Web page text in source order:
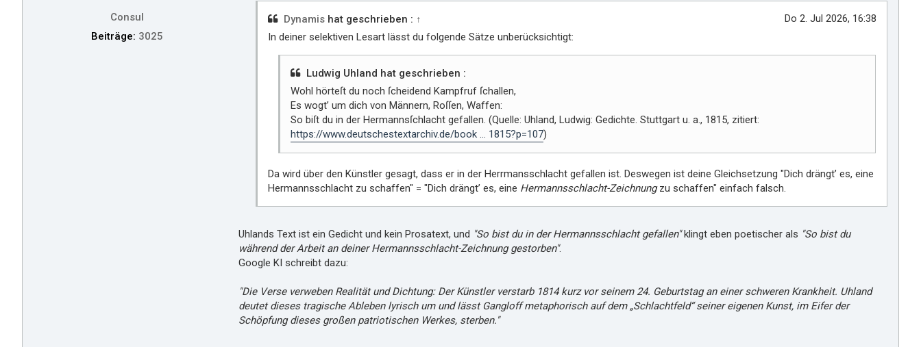
Consul
Beiträge: 3025
l
i
Dynamishat geschrieben : ↑
Do 2. Jul 2026, 16:38
In deiner selektiven Lesart lässt du folgende Sätze unberücksichtigt:
Ludwig Uhland hat geschrieben :
Wohl hörteſt du noch ſcheidend Kampfruf ſchallen,
Es wogt’ um dich von Männern, Roſſen, Waffen:
So biſt du in der Hermannsſchlacht gefallen. (Quelle: Uhland, Ludwig: Gedichte. Stuttgart u. a., 1815, zitiert:
https://www.deutschestextarchiv.de/book ... 1815?p=107)
Da wird über den Künstler gesagt, dass er in der Herrmansschlacht gefallen ist. Deswegen ist deine Gleichsetzung "Dich drängt’ es, eine
Hermannsschlacht zu schaffen" = "Dich drängt’ es, eine Hermannsschlacht-Zeichnungzu schaffen" einfach falsch.
Uhlands Text ist ein Gedicht und kein Prosatext, und "So bist du in der Hermannsschlacht gefallen"klingt eben poetischer als "So bist du
während der Arbeit an deiner Hermannsschlacht-Zeichnung gestorben".
Google KI schreibt dazu:
"Die Verse verweben Realität und Dichtung: Der Künstler verstarb 1814 kurz vor seinem 24. Geburtstag an einer schweren Krankheit. Uhland
deutet dieses tragische Ableben lyrisch um und lässt Gangloff metaphorisch auf dem „Schlachtfeld“ seiner eigenen Kunst, im Eifer der
Schöpfung dieses großen patriotischen Werkes, sterben."